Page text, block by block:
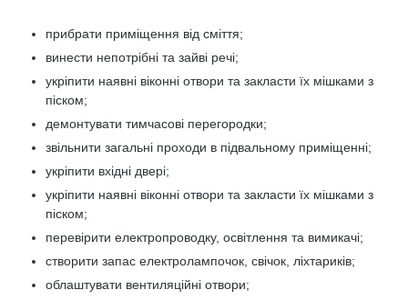
прибрати приміщення від сміття;
винести непотрібні та зайві речі;
укріпити наявні віконні отвори та закласти їх мішками з
піском;
демонтувати тимчасові перегородки;
звільнити загальні проходи в підвальному приміщенні;
укріпити вхідні двері;
укріпити наявні віконні отвори та закласти їх мішками з
піском;
перевірити електропроводку, освітлення та вимикачі;
створити запас електролампочок, свічок, ліхтариків;
облаштувати вентиляційні отвори;